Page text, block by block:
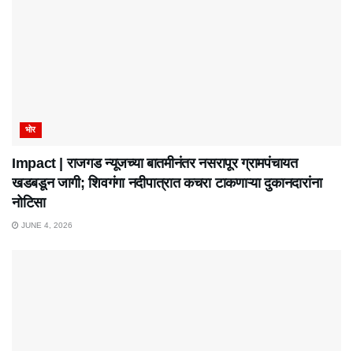
भोर
Impact | राजगड न्यूजच्या बातमीनंतर नसरापूर ग्रामपंचायत
खडबडून जागी; शिवगंगा नदीपात्रात कचरा टाकणाऱ्या दुकानदारांना
नोटिसा
JUNE 4, 2026